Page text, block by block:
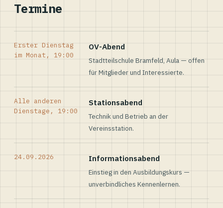
Termine
Erster Dienstag
im Monat, 19:00
OV-Abend
Stadtteilschule Bramfeld, Aula — offen
für Mitglieder und Interessierte.
Alle anderen
Dienstage, 19:00
Stationsabend
Technik und Betrieb an der
Vereinsstation.
24.09.2026 Informationsabend
Einstieg in den Ausbildungskurs —
unverbindliches Kennenlernen.